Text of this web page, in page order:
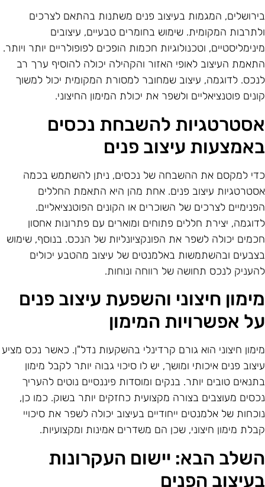
המגמות בעיצוב פנים משתנות בהתאם לצרכים
המקומית. שימוש בחומרים טבעיים, עיצובים
וטכנולוגיות חכמות הופכים לפופולריים יותר ויותר.
העיצוב לאופי האזור והקהילה יכולה להוסיף ערך רב
לדוגמה, עיצוב שמחובר למסורת המקומית יכול למשוך
פוטנציאליים ולשפר את יכולת המימון החיצוני.
להשבחת נכסים
עיצוב פנים
למקסם את ההשבחה של נכסים, ניתן להשתמש בכמה
עיצוב פנים. אחת מהן היא התאמת החללים
לצרכים של השוכרים או הקונים הפוטנציאליים.
יצירת חללים פתוחים ומוארים עם פתרונות אחסון
יכולה לשפר את הפונקציונליות של הנכס. בנוסף, שימוש
ובהשתמשות באלמנטים של עיצוב מהטבע יכולים
לנכס תחושה של רווחה ונוחות.
חיצוני והשפעת עיצוב פנים
אפשרויות המימון
חיצוני הוא גורם קרדינלי בהשקעות נדל"ן. כאשר נכס מציע
פנים איכותי ומושך, יש לו סיכוי גבוה יותר לקבל מימון
טובים יותר. בנקים ומוסדות פיננסיים נוטים להעריך
מעוצבים בצורה מקצועית כחזקים יותר בשוק. כמו כן,
של אלמנטים ייחודיים בעיצוב יכולה לשפר את סיכויי
מימון חיצוני, שכן הם משדרים אמינות ומקצועיות.
הבא: יישום העקרונות
הפנים